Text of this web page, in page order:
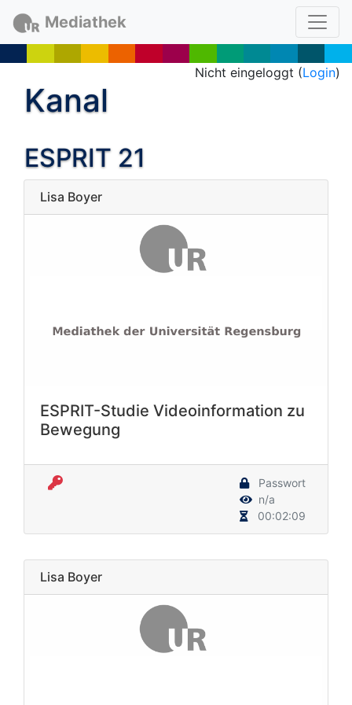
Mediathek
Nicht eingeloggt (Login)
Kanal
ESPRIT 21
Lisa Boyer
ESPRIT-Studie Videoinformation zu
Bewegung
Passwort
n/a
00:02:09
Lisa Boyer